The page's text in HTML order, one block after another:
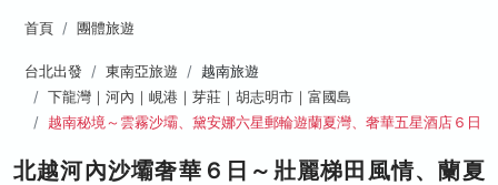
首頁 團體旅遊
台北出發 東南亞旅遊
越南旅遊
下龍灣｜河內｜峴港｜芽莊｜胡志明市｜富國島
越南秘境～雲霧沙壩、黛安娜六星郵輪遊蘭夏灣、奢華五星酒店６日
北越河內沙壩奢華６日～壯麗梯田風情、蘭夏